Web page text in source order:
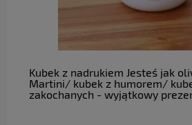
Kubek z nadrukiem Jesteś jak
Martini/ kubek z humorem/
zakochanych - wyjątkowy
do koszyka